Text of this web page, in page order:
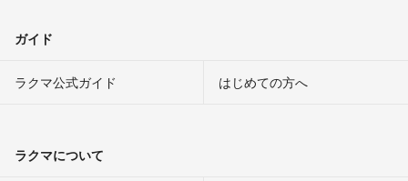
ガイド
ラクマ公式ガイド はじめての方へ
ラクマについて